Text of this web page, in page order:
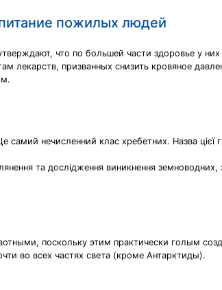
пожилых людей
что по большей части здоровье у
лекарств, призванных снизить кровяное
самий нечисленний клас хребетних. Назва
та дослідження виникнення земноводних,
поскольку этим практически голым
во всех частях света (кроме Антарктиды).